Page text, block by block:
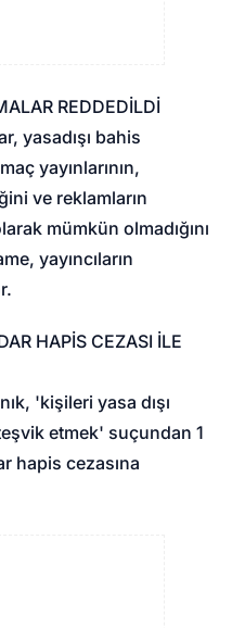
REDDEDİLDİ
yasadışı bahis
yayınlarının,
ve reklamların
mümkün olmadığını
yayıncıların
HAPİS CEZASI İLE
'kişileri yasa dışı
etmek' suçundan 1
hapis cezasına